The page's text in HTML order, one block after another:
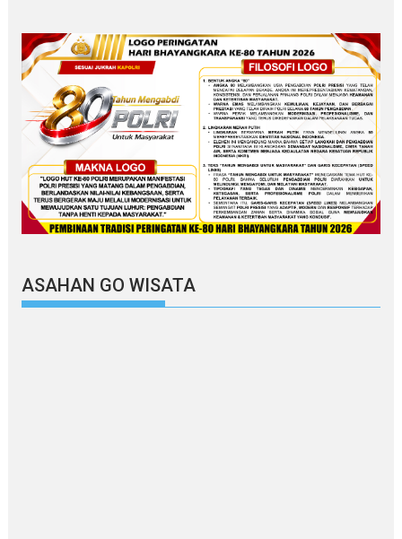
ASAHAN GO WISATA